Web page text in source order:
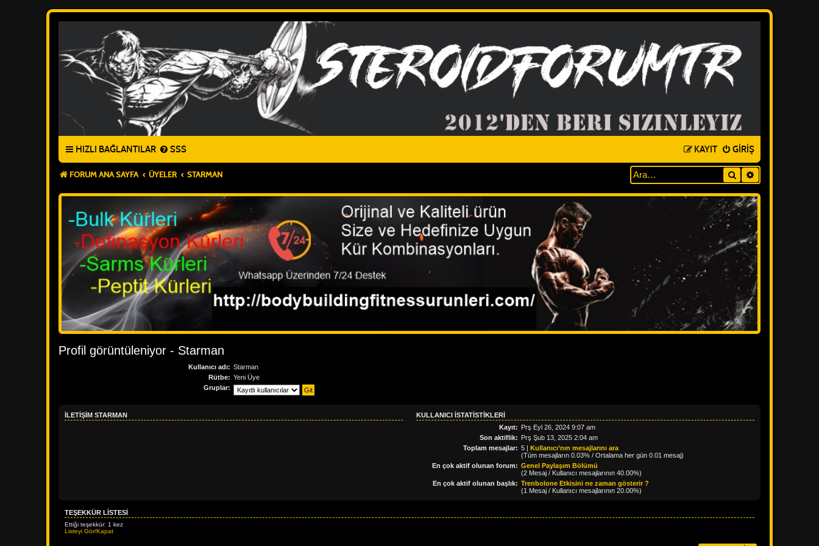
HIZLI BAĞLANTILAR SSS GIRIŞ
KAYIT
FORUM ANA SAYFA ÜYELER STARMAN Ara
Profil görüntüleniyor - Starman
Kullanıcı adı: Starman
Rütbe: Yeni Üye
Gruplar:
İLETIŞIM STARMAN
KULLANICI ISTATISTIKLERI
Kayıt: Prş Eyl 26, 2024 9:07 am
Son aktiflik: Prş Şub 13, 2025 2:04 am
Toplam mesajlar: 5 | Kullanıcı’nın mesajlarını ara
(Tüm mesajların 0.03% / Ortalama her gün 0.01 mesaj)
En çok aktif olunan forum: Genel Paylaşım Bölümü
(2 Mesaj / Kullanıcı mesajlarının 40.00%)
En çok aktif olunan başlık: Trenbolone Etkisini ne zaman gösterir ?
(1 Mesaj / Kullanıcı mesajlarının 20.00%)
TEŞEKKÜR LISTESI
Ettiği teşekkür: 1 kez
Listeyi Gör/Kapat